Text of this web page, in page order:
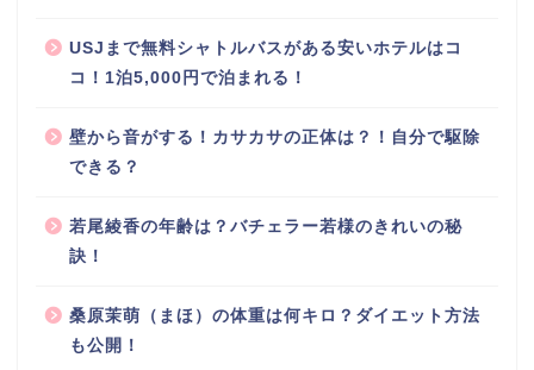
USJまで無料シャトルバスがある安いホテルはコ
コ！1泊5,000円で泊まれる！
壁から音がする！カサカサの正体は？！自分で駆除
できる？
若尾綾香の年齢は？バチェラー若様のきれいの秘
訣！
桑原茉萌（まほ）の体重は何キロ？ダイエット方法
も公開！